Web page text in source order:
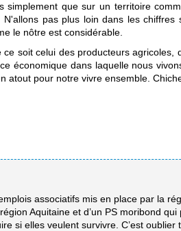
que sur un territoire
pas plus loin dans les
le nôtre est considérable.
soit celui des producteurs
économique dans laquelle nous
atout pour notre vivre ensemble.
associatifs mis en place par la
Aquitaine et d’un PS moribond
si elles veulent survivre. C’est